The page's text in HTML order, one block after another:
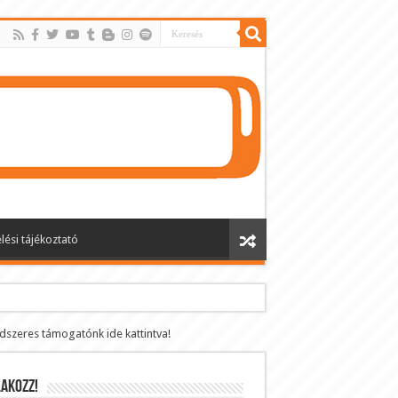
tájékoztató
támogatónk ide kattintva!